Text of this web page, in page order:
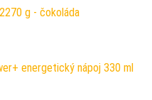
g - čokoláda
energetický nápoj 330 ml